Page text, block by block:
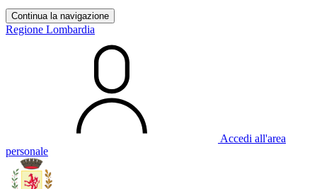
Continua la navigazione
Regione Lombardia
Accedi all'area
personale